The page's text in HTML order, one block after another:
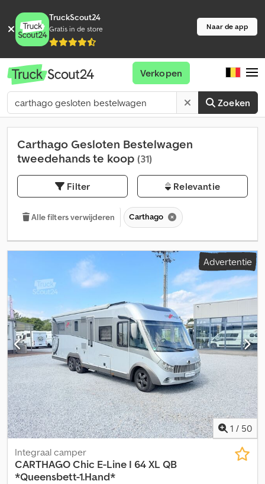
TruckScout24
Gratis in de store Naar de app
Zoeken
Verkopen
Carthago Gesloten Bestelwagen
tweedehands te koop (31)
Filter Relevantie
Alle filters verwijderen Carthago
Advertentie
1 / 50
Integraal camper
CARTHAGOChic E-Line I 64 XL QB
*Queensbett-1.Hand*